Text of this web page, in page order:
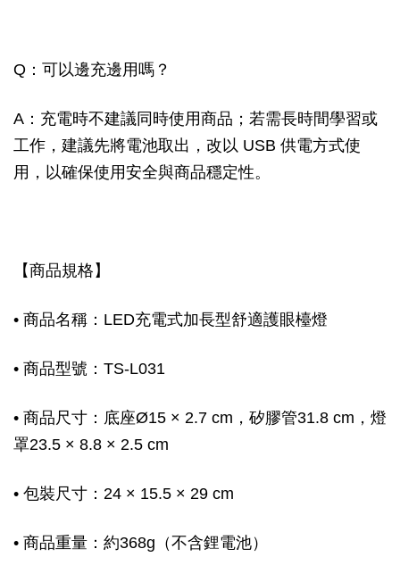
Q：可以邊充邊用嗎？
A：充電時不建議同時使用商品；若需長時間學習或
工作，建議先將電池取出，改以 USB 供電方式使
用，以確保使用安全與商品穩定性。
【商品規格】
• 商品名稱：LED充電式加長型舒適護眼檯燈
• 商品型號：TS-L031
• 商品尺寸：底座Ø15 × 2.7 cm，矽膠管31.8 cm，燈
罩23.5 × 8.8 × 2.5 cm
• 包裝尺寸：24 × 15.5 × 29 cm
• 商品重量：約368g（不含鋰電池）